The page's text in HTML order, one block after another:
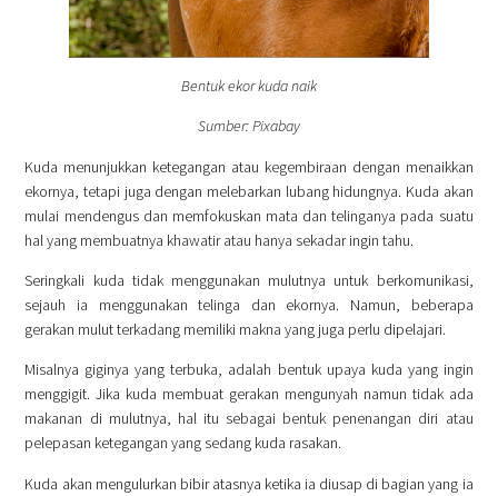
Bentuk ekor kuda naik
Sumber: Pixabay
Kuda menunjukkan ketegangan atau kegembiraan dengan menaikkan
ekornya, tetapi juga dengan melebarkan lubang hidungnya. Kuda akan
mulai mendengus dan memfokuskan mata dan telinganya pada suatu
hal yang membuatnya khawatir atau hanya sekadar ingin tahu.
Seringkali kuda tidak menggunakan mulutnya untuk berkomunikasi,
sejauh ia menggunakan telinga dan ekornya. Namun, beberapa
gerakan mulut terkadang memiliki makna yang juga perlu dipelajari.
Misalnya giginya yang terbuka, adalah bentuk upaya kuda yang ingin
menggigit. Jika kuda membuat gerakan mengunyah namun tidak ada
makanan di mulutnya, hal itu sebagai bentuk penenangan diri atau
pelepasan ketegangan yang sedang kuda rasakan.
Kuda akan mengulurkan bibir atasnya ketika ia diusap di bagian yang ia